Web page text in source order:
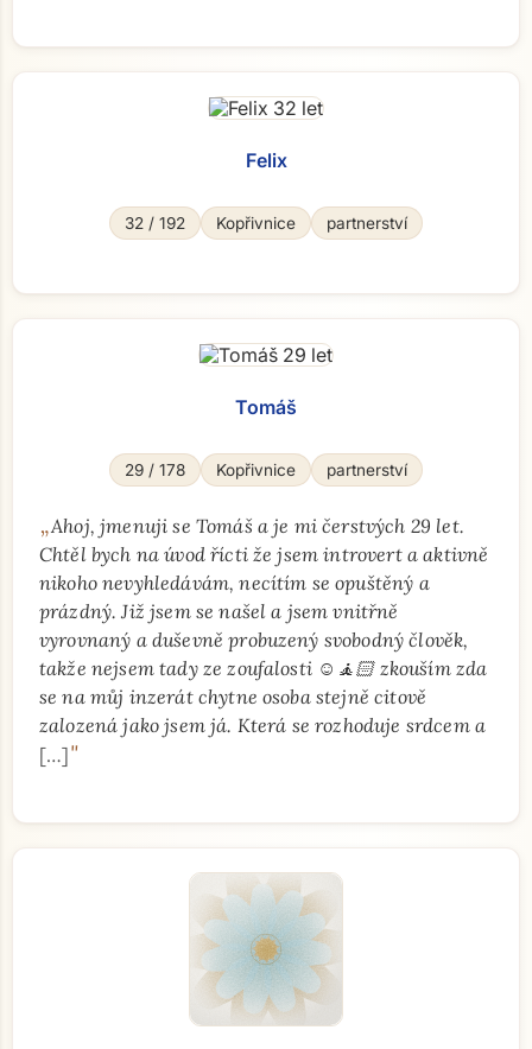
Felix
32 / 192 Kopřivnice partnerství
Tomáš
29 / 178 Kopřivnice partnerství
„Ahoj, jmenuji se Tomáš a je mi čerstvých 29 let.
Chtěl bych na úvod řícti že jsem introvert a aktivně
nikoho nevyhledávám, necítím se opuštěný a
prázdný. Již jsem se našel a jsem vnitřně
vyrovnaný a duševně probuzený svobodný člověk,
takže nejsem tady ze zoufalosti ☺️🧘🏻 zkouším zda
se na můj inzerát chytne osoba stejně citově
zalozená jako jsem já. Která se rozhoduje srdcem a
[…]"